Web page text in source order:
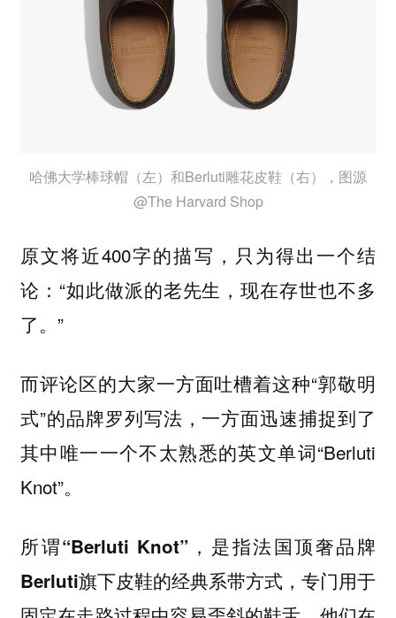
哈佛大学棒球帽（左）和Berluti雕花皮鞋（右），图源
@The Harvard Shop
原文将近400字的描写，只为得出一个结
论：“如此做派的老先生，现在存世也不多
了。”
而评论区的大家一方面吐槽着这种“郭敬明
式”的品牌罗列写法，一方面迅速捕捉到了
其中唯一一个不太熟悉的英文单词“Berluti
Knot”。
所谓“Berluti Knot”，是指法国顶奢品牌
Berluti旗下皮鞋的经典系带方式，专门用于